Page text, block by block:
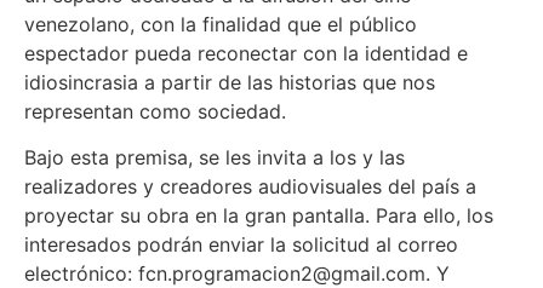
venezolano, con la finalidad que el público
espectador pueda reconectar con la identidad e
idiosincrasia a partir de las historias que nos
representan como sociedad.
Bajo esta premisa, se les invita a los y las
realizadores y creadores audiovisuales del país a
proyectar su obra en la gran pantalla. Para ello, los
interesados podrán enviar la solicitud al correo
electrónico: fcn.programacion2@gmail.com. Y